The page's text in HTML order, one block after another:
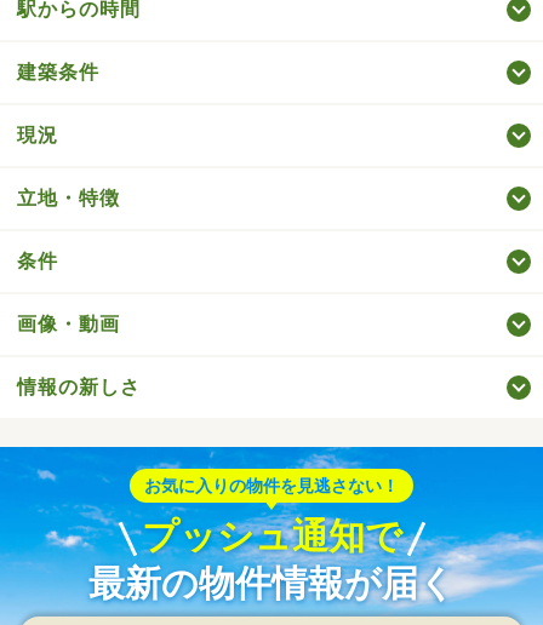
駅からの時間
建築条件
現況
立地・特徴
条件
画像・動画
情報の新しさ
お気に入りの物件を見逃さない！
プッシュ通知で
最新の物件情報が届く